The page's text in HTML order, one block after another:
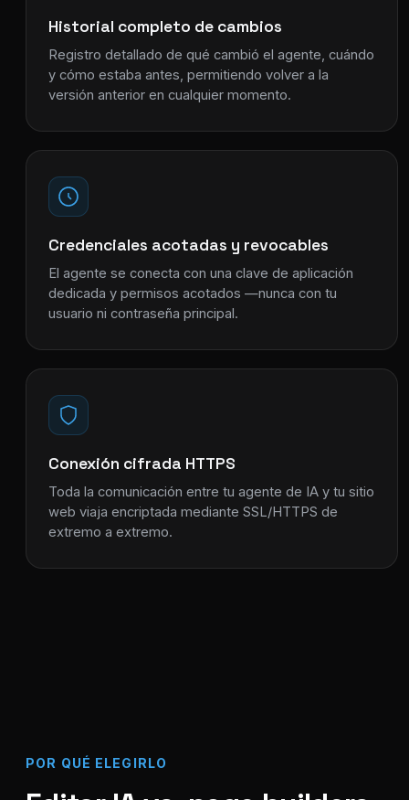
Historial completo de cambios
Registro detallado de qué cambió el agente, cuándo
y cómo estaba antes, permitiendo volver a la
versión anterior en cualquier momento.
Credenciales acotadas y revocables
El agente se conecta con una clave de aplicación
dedicada y permisos acotados —nunca con tu
usuario ni contraseña principal.
Conexión cifrada HTTPS
Toda la comunicación entre tu agente de IA y tu sitio
web viaja encriptada mediante SSL/HTTPS de
extremo a extremo.
POR QUÉ ELEGIRLO